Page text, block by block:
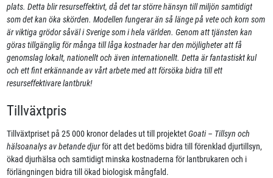
plats. Detta blir resurseffektivt, då det tar större hänsyn till miljön samtidigt
som det kan öka skörden. Modellen fungerar än så länge på vete och korn som
är viktiga grödor såväl i Sverige som i hela världen. Genom att tjänsten kan
göras tillgänglig för många till låga kostnader har den möjligheter att få
genomslag lokalt, nationellt och även internationellt. Detta är fantastiskt kul
och ett fint erkännande av vårt arbete med att försöka bidra till ett
resurseffektivare lantbruk!
Tillväxtpris
Tillväxtpriset på 25 000 kronor delades ut till projektetGoati – Tillsyn och
hälsoanalys av betande djurför att det bedöms bidra till förenklad djurtillsyn,
ökad djurhälsa och samtidigt minska kostnaderna för lantbrukaren och i
förlängningen bidra till ökad biologisk mångfald.